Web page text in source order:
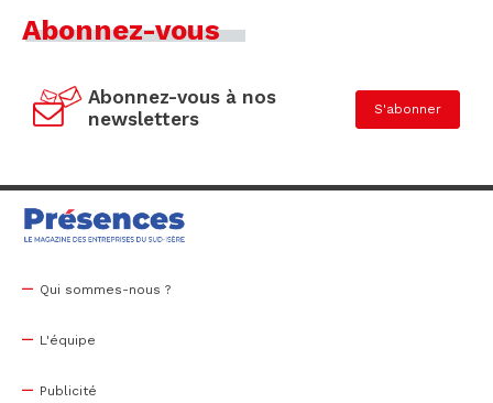
Abonnez-vous
Abonnez-vous à nos
newsletters
S'abonner
Qui sommes-nous ?
L'équipe
Publicité